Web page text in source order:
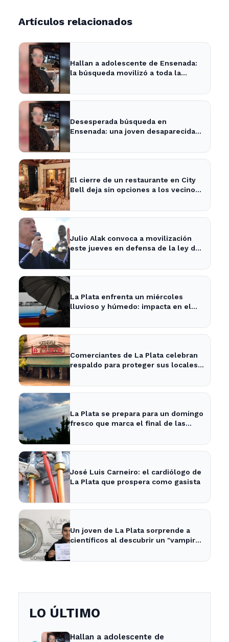
Artículos relacionados
Hallan a adolescente de Ensenada:
la búsqueda movilizó a toda la
Desesperada búsqueda en
Ensenada: una joven desaparecida
El cierre de un restaurante en City
Bell deja sin opciones a los vecinos
Julio Alak convoca a movilización
este jueves en defensa de la ley de
La Plata enfrenta un miércoles
lluvioso y húmedo: impacta en el
Comerciantes de La Plata celebran
respaldo para proteger sus locales
La Plata se prepara para un domingo
fresco que marca el final de las
José Luis Carneiro: el cardiólogo de
La Plata que prospera como gasista
Un joven de La Plata sorprende a
científicos al descubrir un "vampiro
LO ÚLTIMO
Hallan a adolescente de